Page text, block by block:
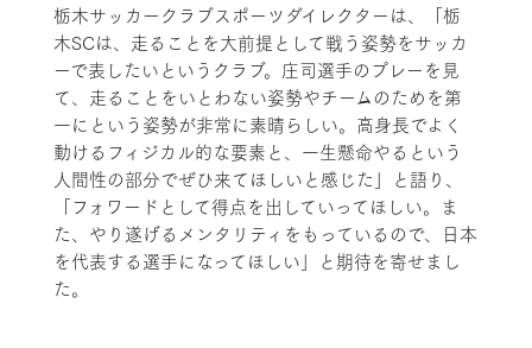
栃木サッカークラブスポーツダイレクターは、「栃
木SCは、走ることを大前提として戦う姿勢をサッカ
ーで表したいというクラブ。庄司選手のプレーを見
て、走ることをいとわない姿勢やチームのためを第
一にという姿勢が非常に素晴らしい。高身長でよく
動けるフィジカル的な要素と、一生懸命やるという
人間性の部分でぜひ来てほしいと感じた」と語り、
「フォワードとして得点を出していってほしい。ま
た、やり遂げるメンタリティをもっているので、日本
を代表する選手になってほしい」と期待を寄せまし
た。